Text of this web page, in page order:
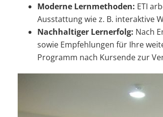
Moderne Lernmethoden: ETI
Ausstattung wie z. B. interaktive
Nachhaltiger Lernerfolg: Nach
sowie Empfehlungen für Ihre
Programm nach Kursende zur